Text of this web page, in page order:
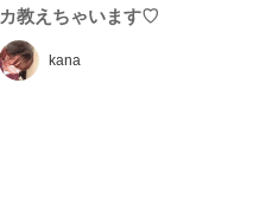
kana
カ教えちゃいます♡